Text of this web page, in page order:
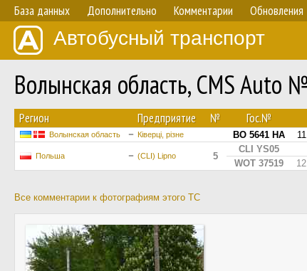
База данных Дополнительно Комментарии Обновления
Автобусный транспорт
Волынская область, CMS Auto
Регион Предприятие № Гос.№
Волынская область Ківерці, різне BO 5641 HA
Польша (CLI) Lipno 5
CLI YS05
WOT 37519
Все комментарии к фотографиям этого ТС